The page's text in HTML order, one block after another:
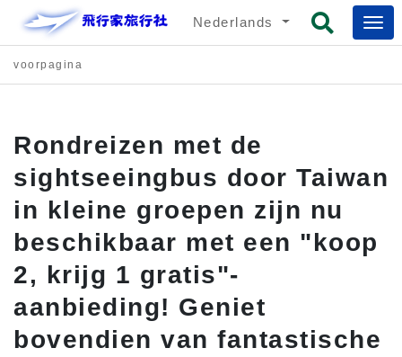
Nederlands
voorpagina
Rondreizen met de
sightseeingbus door Taiwan
in kleine groepen zijn nu
beschikbaar met een "koop
2, krijg 1 gratis"-
aanbieding! Geniet
bovendien van fantastische